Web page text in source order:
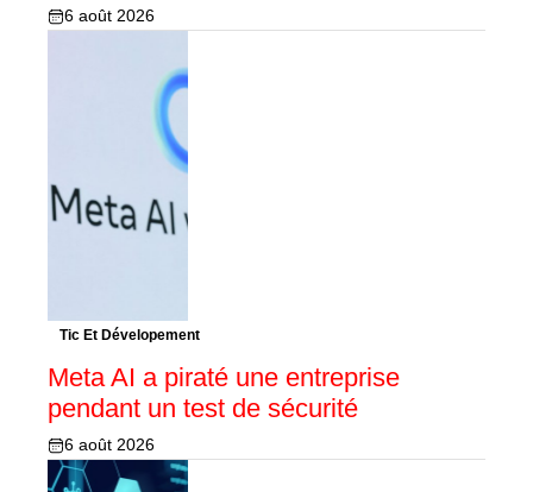
6 août 2026
Tic Et Dévelopement
Meta AI a piraté une entreprise
pendant un test de sécurité
6 août 2026